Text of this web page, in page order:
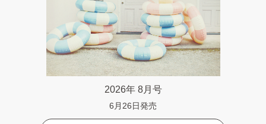
2026年 8月号
6月26日発売